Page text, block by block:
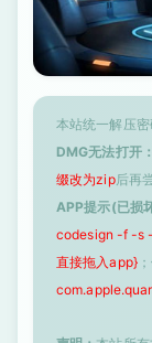
本站统一解压密
DMG无法打开：
缀改为zip后再
APP提示(已损
codesign -f -s
直接拖入app}